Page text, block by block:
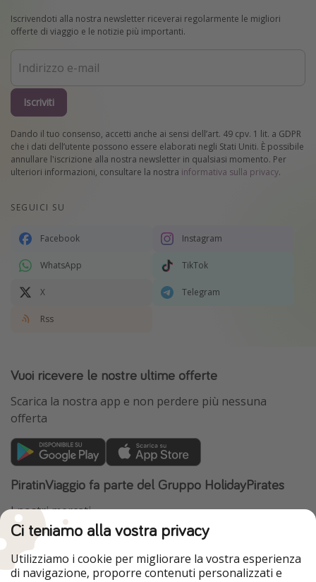
Iscrivendoti alla nostra newsletter riceverai regolarmente le migliori
offerte di viaggio e le notizie più importanti.
Iscriviti
Dando il tuo consenso, accetti anche ai sensi dell’art. 49 cpv. 1 lit. a GDPR
che i dati dell’utente possono essere elaborati negli Stati Uniti. È possibile
annullare l'iscrizione alla nostra newsletter in qualsiasi momento. Per
ulteriori informazioni, consultare la nostra informativa sulla privacy.
SEGUICI SU
Facebook Instagram
WhatsApp TikTok
X Telegram
Rss
Vuoi ricevere le nostre ultime offerte
Scarica la nostra app e non perdere più nessuna
offerta
PiratinViaggio fa parte del Gruppo HolidayPirates
I nostri mercati
HolidayPirates
VakantiePiraten
WakacyjniPiraci
Ferienpiraten
Urlaubspiraten
Urlaubspiraten
ViajerosPiratas
Ci teniamo alla vostra privacy
Utilizziamo i cookie per migliorare la vostra esperienza
di navigazione, proporre contenuti personalizzati e